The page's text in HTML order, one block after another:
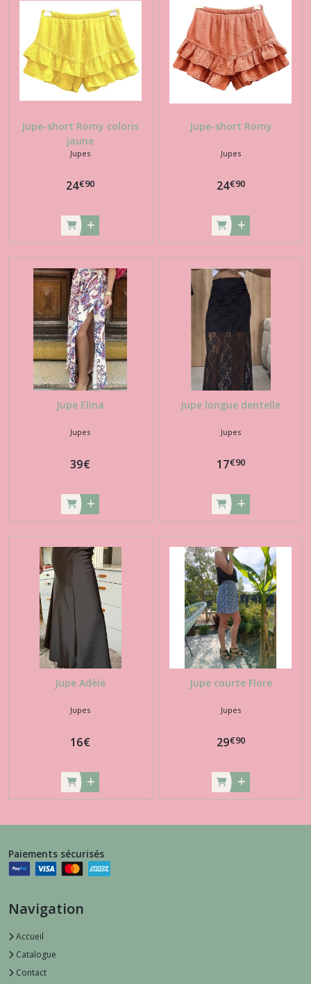
Jupe-short Romy coloris
jaune
Jupes
24€90
Jupe-short Romy
Jupes
24€90
Jupe Elina
Jupes
39€
Jupe longue dentelle
Jupes
17€90
Jupe Adèle
Jupes
16€
Jupe courte Flore
Jupes
29€90
Paiements sécurisés
Navigation
Accueil
Catalogue
Contact